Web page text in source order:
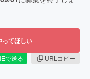
ってほしい
で送る
URLコピー